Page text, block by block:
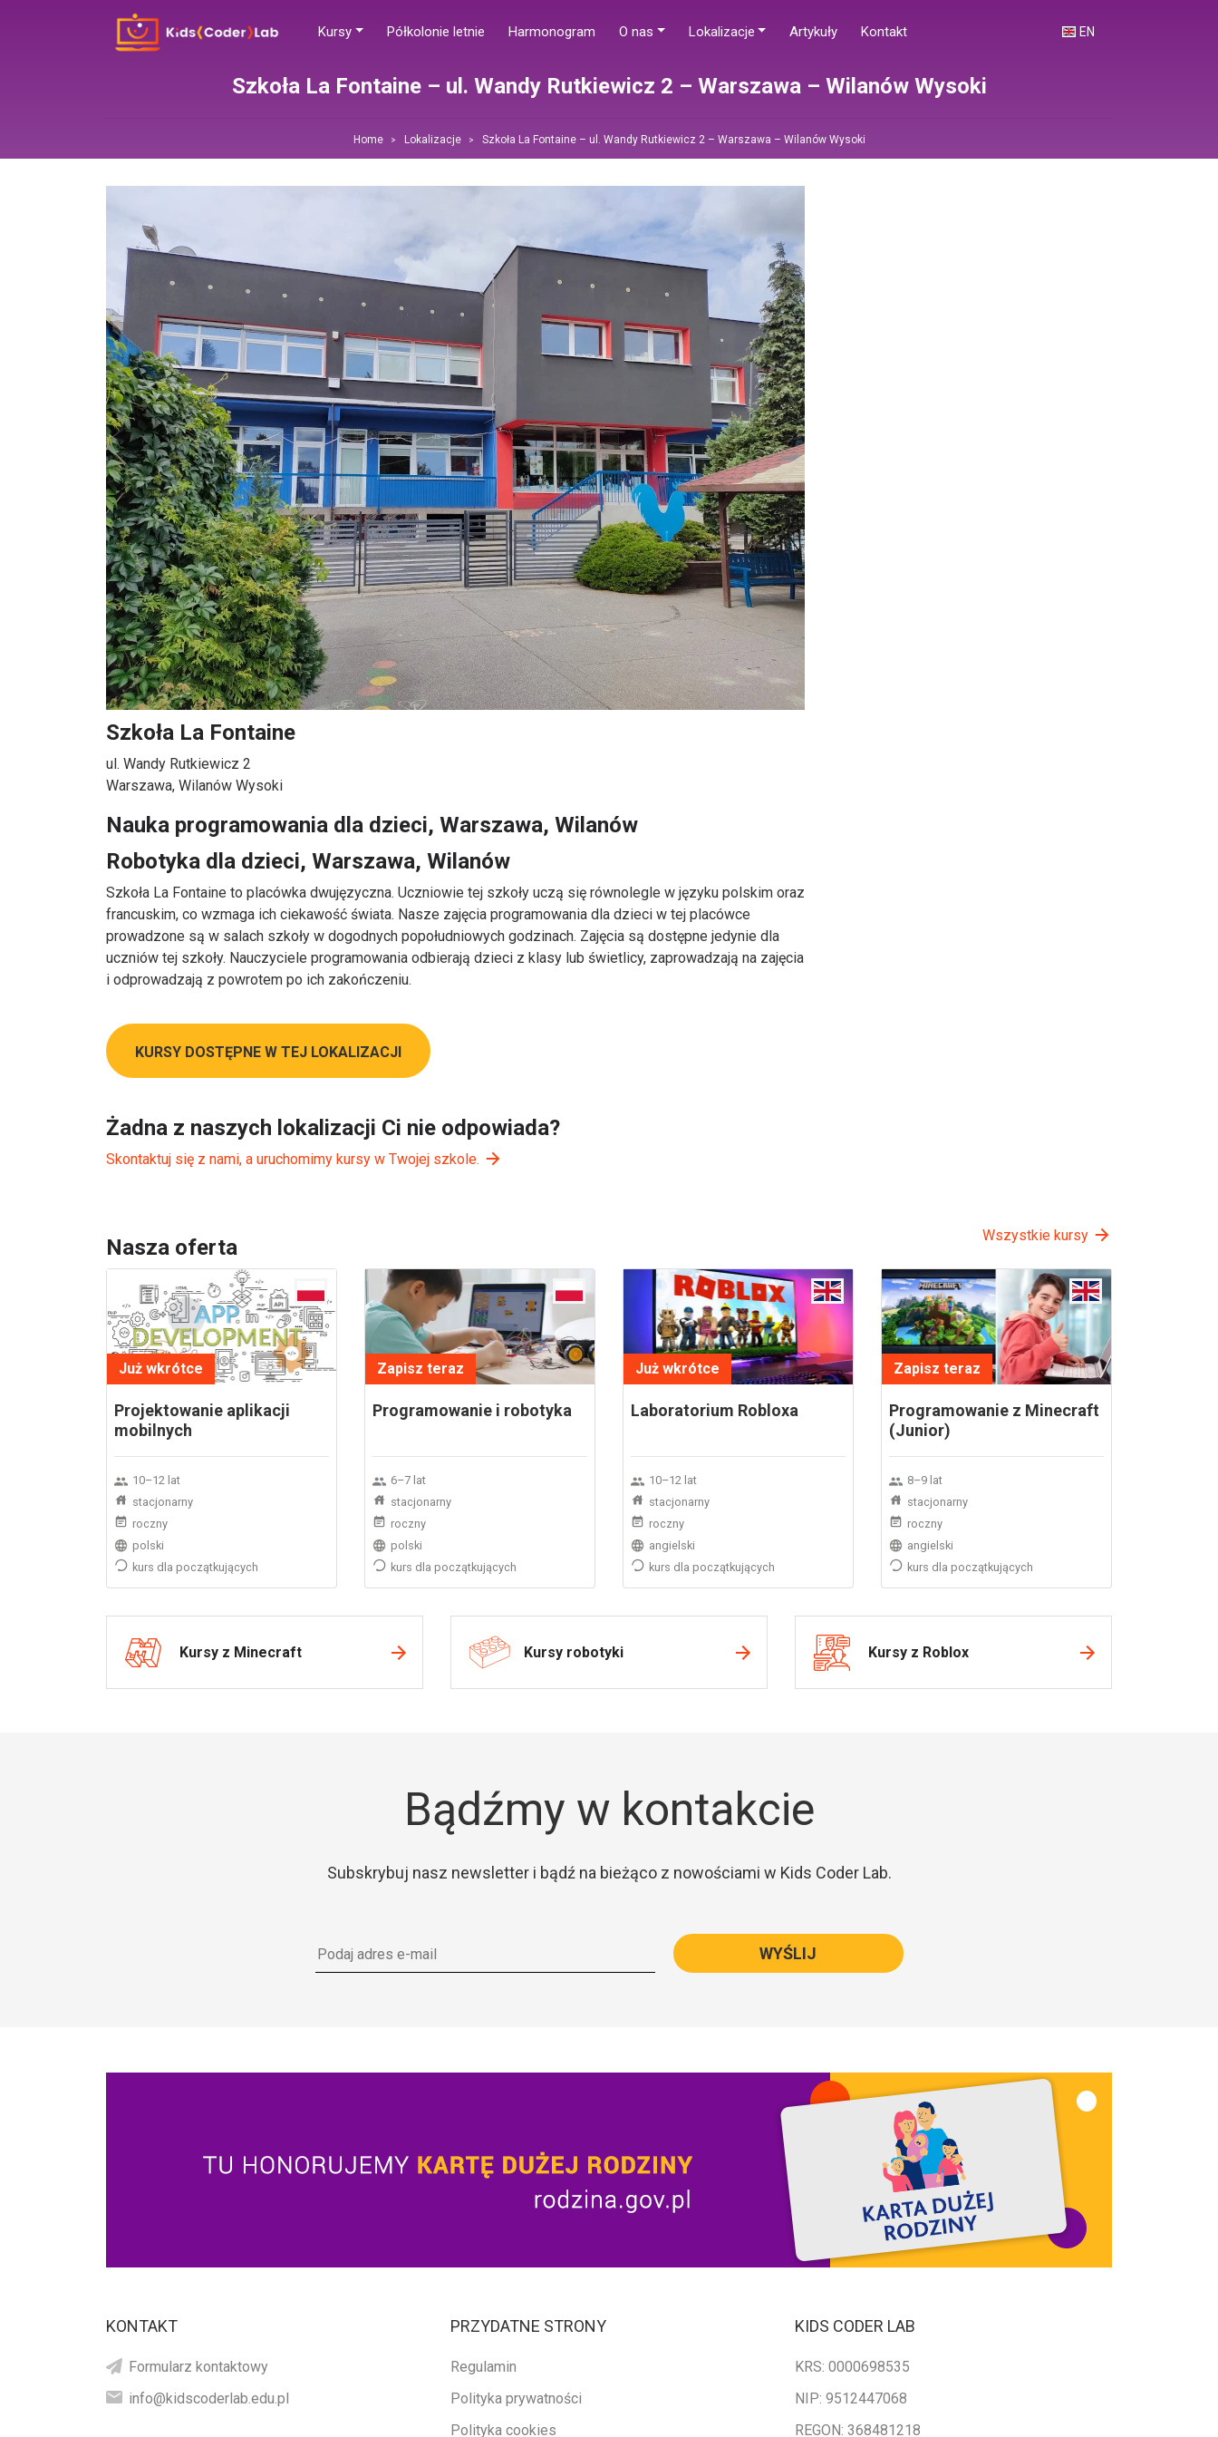
Kursy Półkolonie letnie Harmonogram O nas Lokalizacje Artykuły Kontakt EN
Szkoła La Fontaine – ul. Wandy Rutkiewicz 2 – Warszawa – Wilanów Wysoki
Home Lokalizacje Szkoła La Fontaine – ul. Wandy Rutkiewicz 2 – Warszawa – Wilanów Wysoki
Szkoła La Fontaine
ul. Wandy Rutkiewicz 2
Warszawa, Wilanów Wysoki
Nauka programowania dla dzieci, Warszawa, Wilanów
Robotyka dla dzieci, Warszawa, Wilanów
Szkoła La Fontaine to placówka dwujęzyczna. Uczniowie tej szkoły uczą się równolegle w języku polskim oraz
francuskim, co wzmaga ich ciekawość świata. Nasze zajęcia programowania dla dzieci w tej placówce
prowadzone są w salach szkoły w dogodnych popołudniowych godzinach. Zajęcia są dostępne jedynie dla
uczniów tej szkoły. Nauczyciele programowania odbierają dzieci z klasy lub świetlicy, zaprowadzają na zajęcia
i odprowadzają z powrotem po ich zakończeniu.
KURSY DOSTĘPNE W TEJ LOKALIZACJI
Żadna z naszych lokalizacji Ci nie odpowiada?
Skontaktuj się z nami, a uruchomimy kursy w Twojej szkole.
Nasza oferta Wszystkie kursy
Już wkrótce
Projektowanie aplikacji
mobilnych
10–12 lat
stacjonarny
roczny
polski
kurs dla początkujących
Zapisz teraz
Programowanie i robotyka
6–7 lat
stacjonarny
roczny
polski
kurs dla początkujących
Już wkrótce
Laboratorium Robloxa
10–12 lat
stacjonarny
roczny
angielski
kurs dla początkujących
Zapisz teraz
Programowanie z Minecraft
(Junior)
8–9 lat
stacjonarny
roczny
angielski
kurs dla początkujących
Kursy z Minecraft Kursy robotyki Kursy z Roblox
Bądźmy w kontakcie
Subskrybuj nasz newsletter i bądź na bieżąco z nowościami w Kids Coder Lab.
WYŚLIJ
KONTAKT
Formularz kontaktowy
info@kidscoderlab.edu.pl
PRZYDATNE STRONY
Regulamin
Polityka prywatności
Polityka cookies
KIDS CODER LAB
KRS: 0000698535
NIP: 9512447068
REGON: 368481218